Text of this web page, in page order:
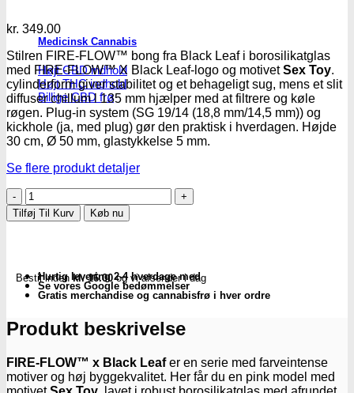
Medicinsk Cannabis
Højt CBD indhold
Højt THC indhold
Billige CBD frø
kr. 349.00
Stilren FIRE-FLOW™ bong fra Black Leaf i borosilikatglas
med FIRE-FLOW™ X Black Leaf-logo og motivetSex Toy.
cylinderform giver stabilitet og et behageligt sug, mens et slit
diffuser chillum l 135 mm hjælper med at filtrere og køle
røgen. Plug-in system (SG 19/14 (18,8 mm/14,5 mm)) og
kickhole (ja, med plug) gør den praktisk i hverdagen. Højde
30 cm, Ø 50 mm, glastykkelse 5 mm.
Se flere produkt detaljer
Black
Leaf
|
–
Sex
(30
cm)
Subseed.dk
antal
Tilføj Til Kurv Køb nu
Bestil indenkl. 16.00og vi afsender i dag
Hurtig levering 2-4 hverdage med
Se vores Google bedømmelser
Gratis merchandise og cannabisfrø i hver ordre
Produkt beskrivelse
FIRE-FLOW™ x Black Leafer en serie med farveintense
motiver og høj byggekvalitet. Her får du en pink model med